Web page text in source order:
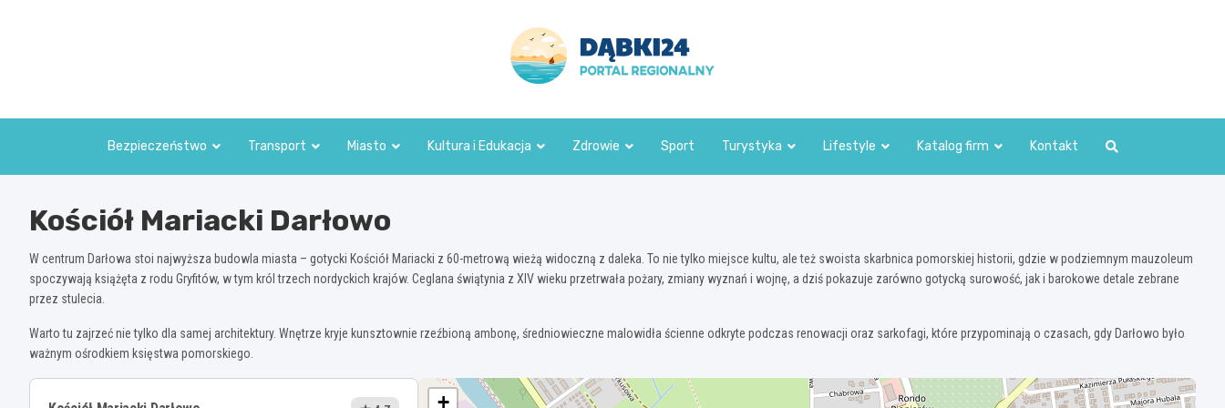
dabki24.pl
Bezpieczeństwo Transport Miasto Kultura i Edukacja Zdrowie Sport Turystyka Lifestyle Katalog firm Kontakt
Kościół Mariacki Darłowo
W centrum Darłowa stoi najwyższa budowla miasta – gotycki Kościół Mariacki z 60-metrową wieżą widoczną z daleka. To nie tylko miejsce kultu, ale też swoista skarbnica pomorskiej historii, gdzie w podziemnym mauzoleum
spoczywają książęta z rodu Gryfitów, w tym król trzech nordyckich krajów. Ceglana świątynia z XIV wieku przetrwała pożary, zmiany wyznań i wojnę, a dziś pokazuje zarówno gotycką surowość, jak i barokowe detale zebrane
przez stulecia.
Warto tu zajrzeć nie tylko dla samej architektury. Wnętrze kryje kunsztownie rzeźbioną ambonę, średniowieczne malowidła ścienne odkryte podczas renowacji oraz sarkofagi, które przypominają o czasach, gdy Darłowo było
ważnym ośrodkiem księstwa pomorskiego.
+